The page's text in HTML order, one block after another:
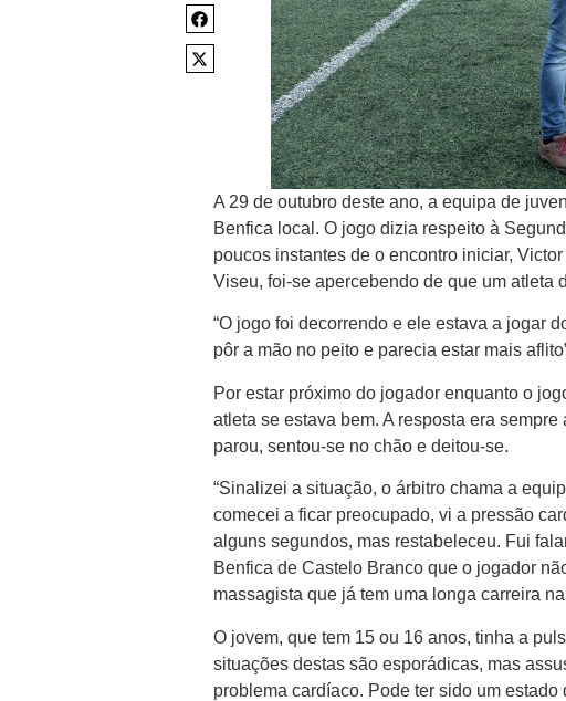
A 29 de outubro deste ano, a equipa de
Benfica local. O jogo dizia respeito à
poucos instantes de o encontro iniciar,
Viseu, foi-se apercebendo de que um atleta
“O jogo foi decorrendo e ele estava a jogar
pôr a mão no peito e parecia estar mais
Por estar próximo do jogador enquanto o
atleta se estava bem. A resposta era
parou, sentou-se no chão e deitou-se.
“Sinalizei a situação, o árbitro chama a
comecei a ficar preocupado, vi a pressão
alguns segundos, mas restabeleceu. Fui
Benfica de Castelo Branco que o jogador
massagista que já tem uma longa carreira
O jovem, que tem 15 ou 16 anos, tinha a
situações destas são esporádicas, mas
problema cardíaco. Pode ter sido um